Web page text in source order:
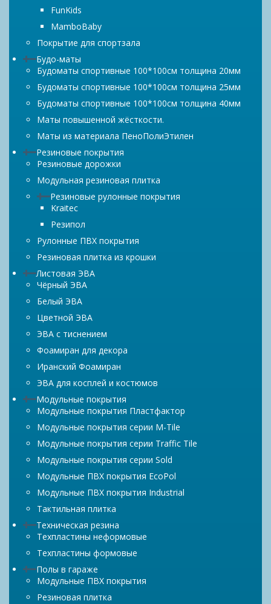
FunKids
MamboBaby
Покрытие для спортзала
Будо-маты
Будоматы спортивные 100*100см толщина 20мм
Будоматы спортивные 100*100см толщина 25мм
Будоматы спортивные 100*100см толщина 40мм
Маты повышенной жёсткости.
Маты из материала ПеноПолиЭтилен
Резиновые покрытия
Резиновые дорожки
Модульная резиновая плитка
Резиновые рулонные покрытия
Kraitec
Резипол
Рулонные ПВХ покрытия
Резиновая плитка из крошки
Листовая ЭВА
Чёрный ЭВА
Белый ЭВА
Цветной ЭВА
ЭВА с тиснением
Фоамиран для декора
Иранский Фоамиран
ЭВА для косплей и костюмов
Модульные покрытия
Модульные покрытия Пластфактор
Модульные покрытия серии M-Tile
Модульные покрытия серии Traffic Tile
Модульные покрытия серии Sold
Модульные ПВХ покрытия EcoPol
Модульные ПВХ покрытия Industrial
Тактильная плитка
Техническая резина
Техпластины неформовые
Техпластины формовые
Полы в гараже
Модульные ПВХ покрытия
Резиновая плитка